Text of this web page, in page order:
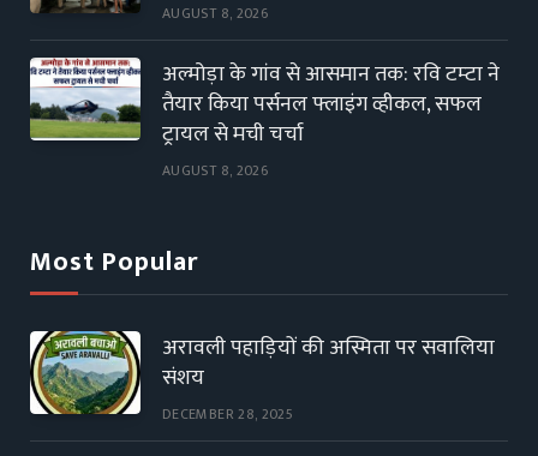
AUGUST 8, 2026
अल्मोड़ा के गांव से आसमान तक: रवि टम्टा ने
तैयार किया पर्सनल फ्लाइंग व्हीकल, सफल
ट्रायल से मची चर्चा
AUGUST 8, 2026
Most Popular
अरावली पहाड़ियों की अस्मिता पर सवालिया
संशय
DECEMBER 28, 2025